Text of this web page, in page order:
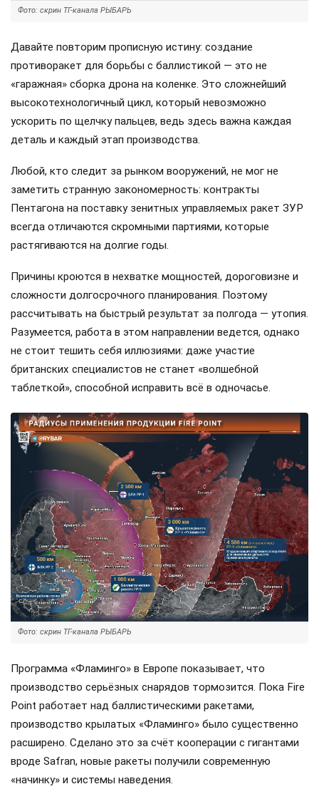
Фото: скрин ТГ-канала РЫБАРЬ
Давайте повторим прописную истину: создание
противоракет для борьбы с баллистикой — это не
«гаражная» сборка дрона на коленке. Это сложнейший
высокотехнологичный цикл, который невозможно
ускорить по щелчку пальцев, ведь здесь важна каждая
деталь и каждый этап производства.
Любой, кто следит за рынком вооружений, не мог не
заметить странную закономерность: контракты
Пентагона на поставку зенитных управляемых ракет ЗУР
всегда отличаются скромными партиями, которые
растягиваются на долгие годы.
Причины кроются в нехватке мощностей, дороговизне и
сложности долгосрочного планирования. Поэтому
рассчитывать на быстрый результат за полгода — утопия.
Разумеется, работа в этом направлении ведется, однако
не стоит тешить себя иллюзиями: даже участие
британских специалистов не станет «волшебной
таблеткой», способной исправить всё в одночасье.
Фото: скрин ТГ-канала РЫБАРЬ
Программа «Фламинго» в Европе показывает, что
производство серьёзных снарядов тормозится. Пока Fire
Point работает над баллистическими ракетами,
производство крылатых «Фламинго» было существенно
расширено. Сделано это за счёт кооперации с гигантами
вроде Safran, новые ракеты получили современную
«начинку» и системы наведения.